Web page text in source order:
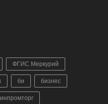
ФГИС Меркурий
би бизнес